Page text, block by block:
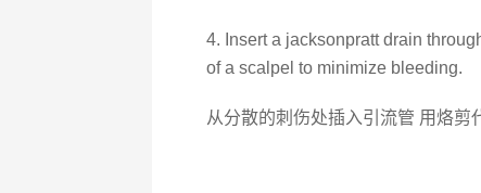
4. Insert a jacksonpratt drain
of a scalpel to minimize bleeding.
从分散的刺伤处插入引流管 用烙剪